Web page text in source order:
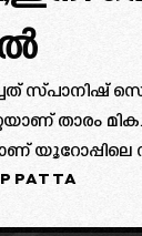
സ്പാനിഷ്
താരം
യൂറോപ്പിലെ